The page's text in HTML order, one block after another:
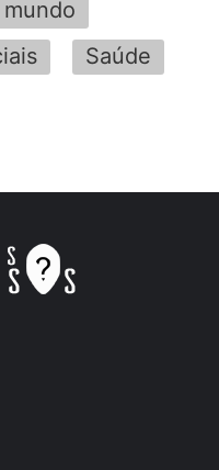
mundo
Saúde